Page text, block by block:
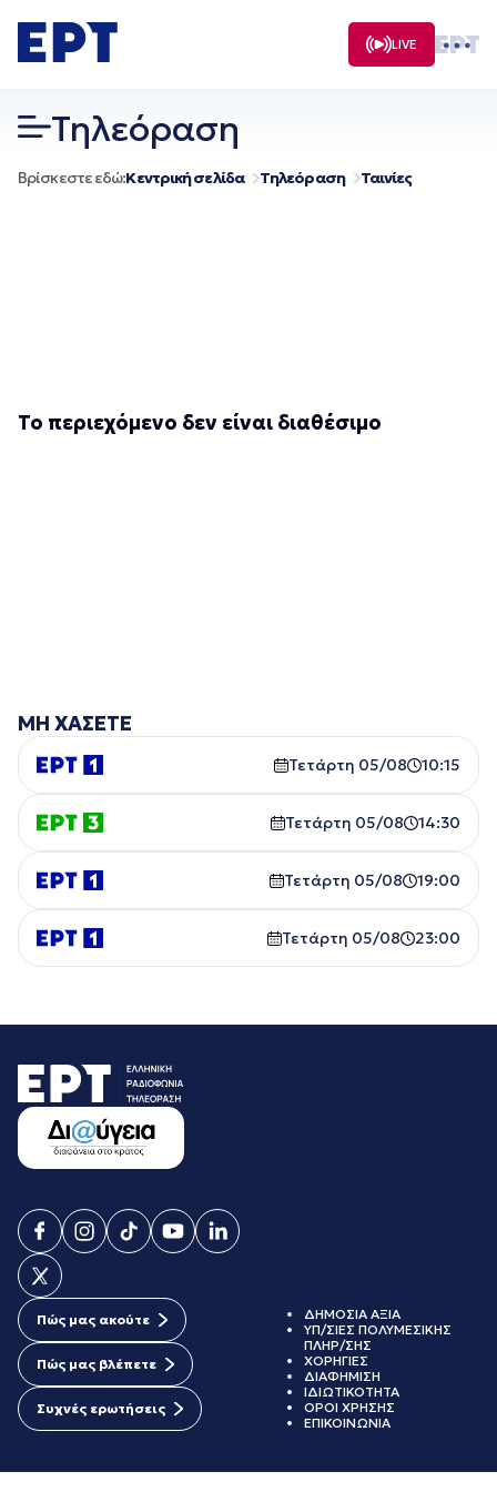
σε
περιεχόμενο
LIVE
Τηλεόραση
Βρίσκεστε εδώ:Κεντρική σελίδα Τηλεόραση Ταινίες
Το περιεχόμενο δεν είναι διαθέσιμο
ΜΗ ΧΑΣΕΤΕ
Τετάρτη 05/08 10:15
Τετάρτη 05/08 14:30
Τετάρτη 05/08 19:00
Τετάρτη 05/08 23:00
Πώς μας ακούτε
Πώς μας βλέπετε
Συχνές ερωτήσεις
ΔΗΜΟΣΙΑ ΑΞΙΑ
ΥΠ/ΣΙΕΣ ΠΟΛΥΜΕΣΙΚΗΣ
ΠΛΗΡ/ΣΗΣ
ΧΟΡΗΓΙΕΣ
ΔΙΑΦΗΜΙΣΗ
ΙΔΙΩΤΙΚΟΤΗΤΑ
ΟΡΟΙ ΧΡΗΣΗΣ
ΕΠΙΚΟΙΝΩΝΙΑ